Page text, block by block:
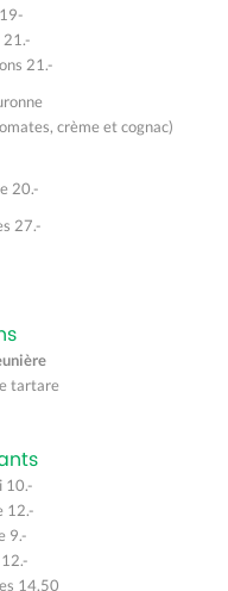
21.-
21.-
crème et cognac)​
20.-
27.-
tartare
10.-
12.-
9.-
14,50